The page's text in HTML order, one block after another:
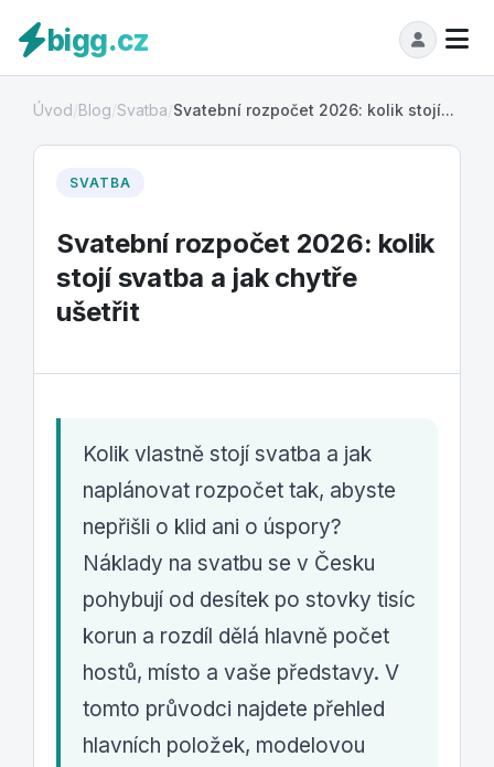
bigg.cz
Úvod Blog Svatba Svatební rozpočet 2026: kolik stojí...
SVATBA
Svatební rozpočet 2026: kolik
stojí svatba a jak chytře
ušetřit
Kolik vlastně stojí svatba a jak
naplánovat rozpočet tak, abyste
nepřišli o klid ani o úspory?
Náklady na svatbu se v Česku
pohybují od desítek po stovky tisíc
korun a rozdíl dělá hlavně počet
hostů, místo a vaše představy. V
tomto průvodci najdete přehled
hlavních položek, modelovou